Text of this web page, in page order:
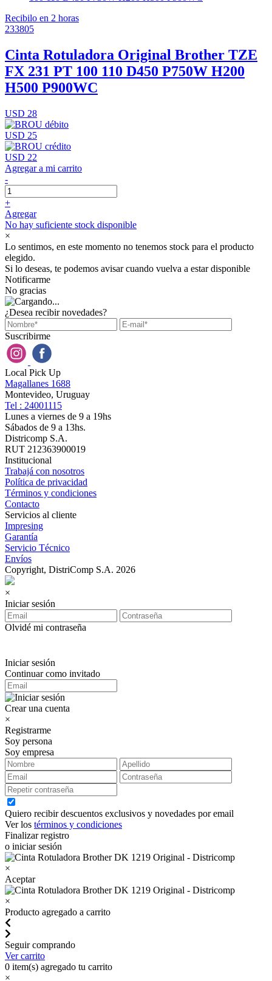
Recibilo en 2 horas
233805
Cinta Rotuladora Original Brother TZE
FX 231 PT 100 110 D450 P750W H200
H500 P900WC
USD 28
USD 25
USD 22
Agregar a mi carrito
-
+
Agregar
No hay suficiente stock disponible
×
Lo sentimos, en este momento no tenemos stock para el producto
elegido.
Si lo deseas, te podemos avisar cuando vuelva a estar disponible
Notificarme
No gracias
¿Desea recibir novedades?
Suscribirme
Local Pick Up
Magallanes 1688
Montevideo, Uruguay
Tel : 24001115
Lunes a viernes de 9 a 19hs
Sábados de 9 a 13hs.
Districomp S.A.
RUT 212363900019
Institucional
Trabajá con nosotros
Política de privacidad
Términos y condiciones
Contacto
Servicios al cliente
Impresing
Garantía
Servicio Técnico
Envíos
Copyright, DistriComp S.A. 2026
×
Iniciar sesión
Olvidé mi contraseña
Iniciar sesión
Continuar como invitado
Crear una cuenta
×
Registrarme
Soy persona
Soy empresa
Quiero recibir descuentos exclusivos y novedades por email
Ver los términos y condiciones
Finalizar registro
o iniciar sesión
×
Aceptar
×
Producto agregado a carrito
Seguir comprando
Ver carrito
0 item(s) agregado tu carrito
×